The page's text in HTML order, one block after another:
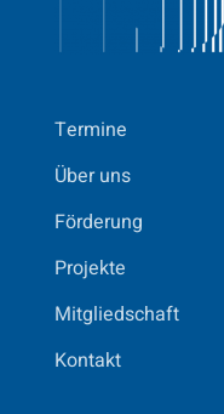
Termine
Über uns
Förderung
Projekte
Mitgliedschaft
Kontakt